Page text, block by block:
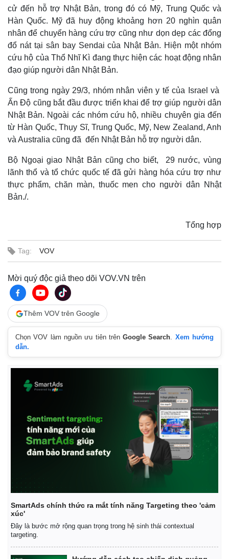
Bất động sản
Khởi nghiệp
Thị trường
Tiêu dùng
Tỷ giá
Giá cà phê
cử đến hỗ trợ Nhật Bản, trong đó có Mỹ, Trung Quốc và
Hàn Quốc. Mỹ đã huy động khoảng hơn 20 nghìn quân
nhân để chuyển hàng cứu trợ cũng như dọn dẹp các đổng
đổ nát tại sân bay Sendai của Nhật Bản. Hiện một nhóm
cứu hộ của Thổ Nhĩ Kì đang thực hiện các hoạt động nhân
đạo giúp người dân Nhật Bản.
Cũng trong ngày 29/3, nhóm nhân viên y tế của Israel và
Ấn Độ cũng bắt đầu được triển khai để trợ giúp người dân
Nhật Bản. Ngoài các nhóm cứu hộ, nhiều chuyên gia đến
từ Hàn Quốc, Thụy Sĩ, Trung Quốc, Mỹ, New Zealand, Anh
và Australia cũng đã đến Nhật Bản hỗ trợ người dân.
Bộ Ngoại giao Nhật Bản cũng cho biết, 29 nước, vùng
lãnh thổ và tổ chức quốc tế đã gửi hàng hóa cứu trợ như
thực phẩm, chăn màn, thuốc men cho người dân Nhật
Bản./.
Tổng hợp
Tag: VOV
Mời quý độc giả theo dõi VOV.VN trên
Thêm VOV trên Google
Chọn VOV làm nguồn ưu tiên trênGoogle Search. Xem hướng
dẫn.
SmartAds chính thức ra mắt tính năng Targeting theo 'cảm
xúc'
Đây là bước mở rộng quan trọng trong hệ sinh thái contextual
targeting.